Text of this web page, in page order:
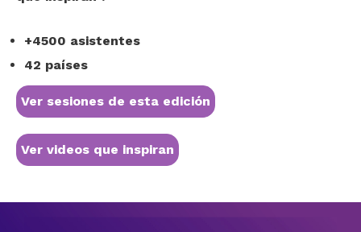
+4500 asistentes
42 países
Ver sesiones de esta edición
Ver videos que inspiran